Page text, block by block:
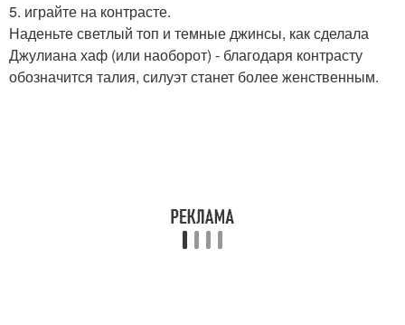
5. играйте на контрасте.
Наденьте светлый топ и темные джинсы, как сделала
Джулиана хаф (или наоборот) - благодаря контрасту
обозначится талия, силуэт станет более женственным.